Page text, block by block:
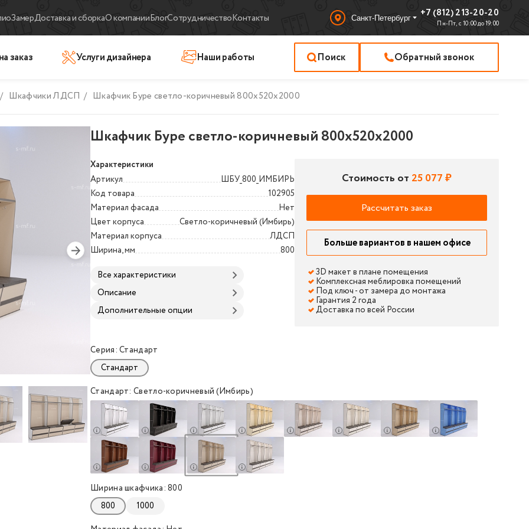
ЗамерДоставка и сборкаО компанииБлогСотрудничествоКонтакты Санкт-Петербург +7 (812) 213-20-20
Пн-Пт, с 10:00 до 19:00
заказ Услуги дизайнера Наши работы Поиск Обратный звонок
/ Шкафчики ЛДСП / Шкафчик Буре светло-коричневый 800x520x2000
коричневый 800x520x2000
Буре светло-коричневый 800x520x2000
Шкафчик Буре светло-коричневый 800x520x2000
Шкафчик Буре светло-коричневый 800x520x2000
Шкафчик Буре светло-коричневый 800x520x2000
Характеристики
Артикул
ШБУ_800_ИМБИРЬ
Код товара
102905
Материал фасада
Нет
Цвет корпуса
Светло-коричневый (Имбирь)
Материал корпуса
ЛДСП
Ширина, мм
800
Все характеристики
Описание
Дополнительные опции
Стоимость от 25 077 ₽
Рассчитать заказ
Больше вариантов в нашем офисе
3D макет в плане помещения
Комплексная меблировка помещений
Под ключ - от замера до монтажа
Гарантия 2 года
Доставка по всей России
Серия: Стандарт
Стандарт
Стандарт: Светло-коричневый (Имбирь)
Ширина шкафчика: 800
800
1000